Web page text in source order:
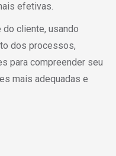
efetivas.
cliente, usando
dos processos,
para compreender seu
mais adequadas e